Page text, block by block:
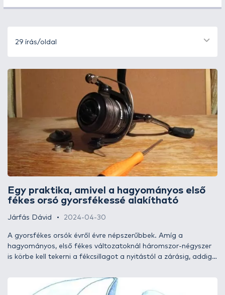
29 írás/oldal
Egy praktika, amivel a hagyományos első
fékes orsó gyorsfékessé alakítható
Járfás Dávid 2024-04-30
A gyorsfékes orsók évről évre népszerűbbek. Amíg a
hagyományos, első fékes változatoknál háromszor-négyszer
is körbe kell tekerni a fékcsillagot a nyitástól a zárásig, addig
fordulat. Sok horgász kíváncsi arra, hogy miként lehet egy
orsó fékútját annyira lerövidíteni, hogy gyorsfékessé váljon.